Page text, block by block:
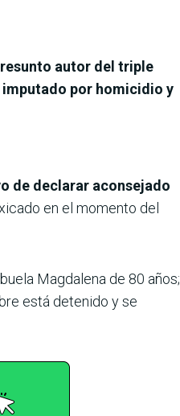
autor del triple
por homicidio y
de declarar aconsejado
en el momento del
Magdalena de 80 años;
está detenido y se